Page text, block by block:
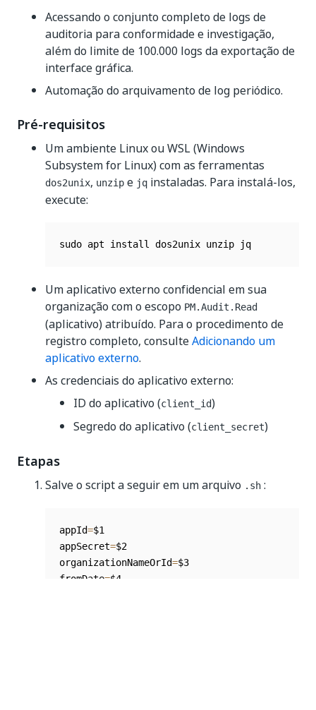
Acessando o conjunto completo de logs de
auditoria para conformidade e investigação,
além do limite de 100.000 logs da exportação de
interface gráfica.
Automação do arquivamento de log periódico.
Pré-requisitos
Um ambiente Linux ou WSL (Windows
Subsystem for Linux) com as ferramentas
dos2unix, unzip e jq instaladas. Para instalá-los,
execute:
Um aplicativo externo confidencial em sua
organização com o escopo PM.Audit.Read
(aplicativo) atribuído. Para o procedimento de
registro completo, consulteAdicionando um
aplicativo externo.
As credenciais do aplicativo externo:
ID do aplicativo (client_id)
Segredo do aplicativo (client_secret)
Etapas
Salve o script a seguir em um arquivo .sh :
appId=$1
appSecret=$2
organizationNameOrId=$3
fromDate=$4